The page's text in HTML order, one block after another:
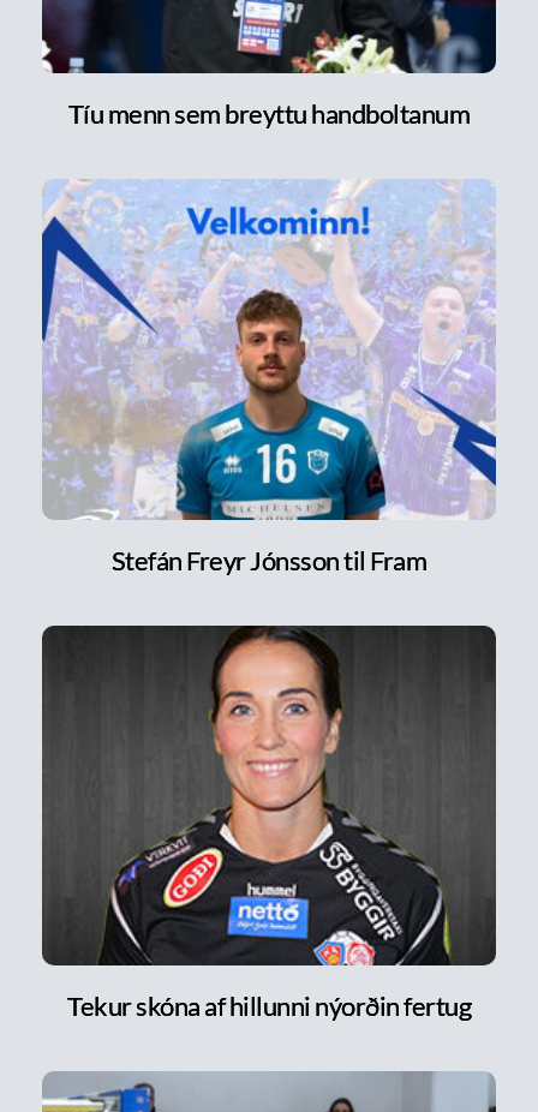
Tíu menn sem breyttu handboltanum
Stefán Freyr Jónsson til Fram
Tekur skóna af hillunni nýorðin fertug